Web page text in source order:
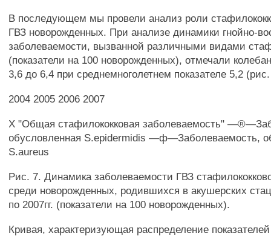
В последующем мы провели анализ роли
ГВЗ новорожденных. При анализе динамики гнойно-
заболеваемости, вызванной различными видами
(показатели на 100 новорожденных), отмечали
3,6 до 6,4 при среднемноголетнем показателе 5,2
2004 2005 2006 2007
X "Общая стафилококковая заболеваемость"
обусловленная S.epidermidis —ф—Заболеваемость,
S.aureus
Рис. 7. Динамика заболеваемости ГВЗ
среди новорожденных, родившихся в акушерских
по 2007гг. (показатели на 100 новорожденных).
Кривая, характеризующая распределение